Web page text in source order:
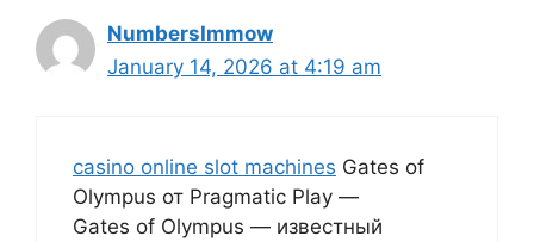
NumbersImmow
January 14, 2026 at 4:19 am
casino online slot machines Gates of
Olympus от Pragmatic Play —
Gates of Olympus — известный